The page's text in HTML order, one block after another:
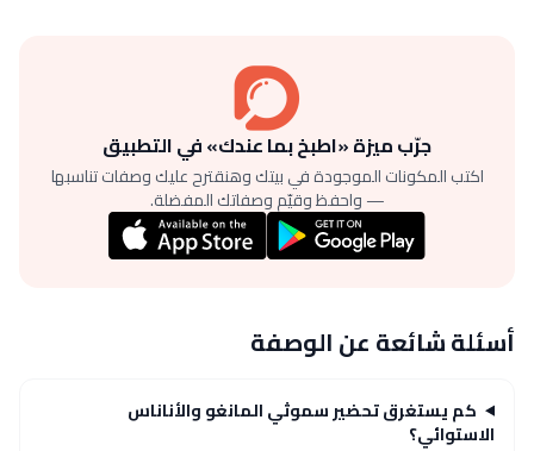
جرّب ميزة «اطبخ بما عندك» في التطبيق
اكتب المكونات الموجودة في بيتك وهنقترح عليك وصفات تناسبها
— واحفظ وقيّم وصفاتك المفضلة.
أسئلة شائعة عن الوصفة
كم يستغرق تحضير سموثي المانغو والأناناس
الاستوائي؟